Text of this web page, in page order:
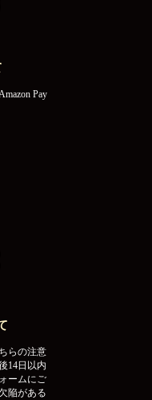
Pay
らの注意
14日以内
ームにご
陥がある